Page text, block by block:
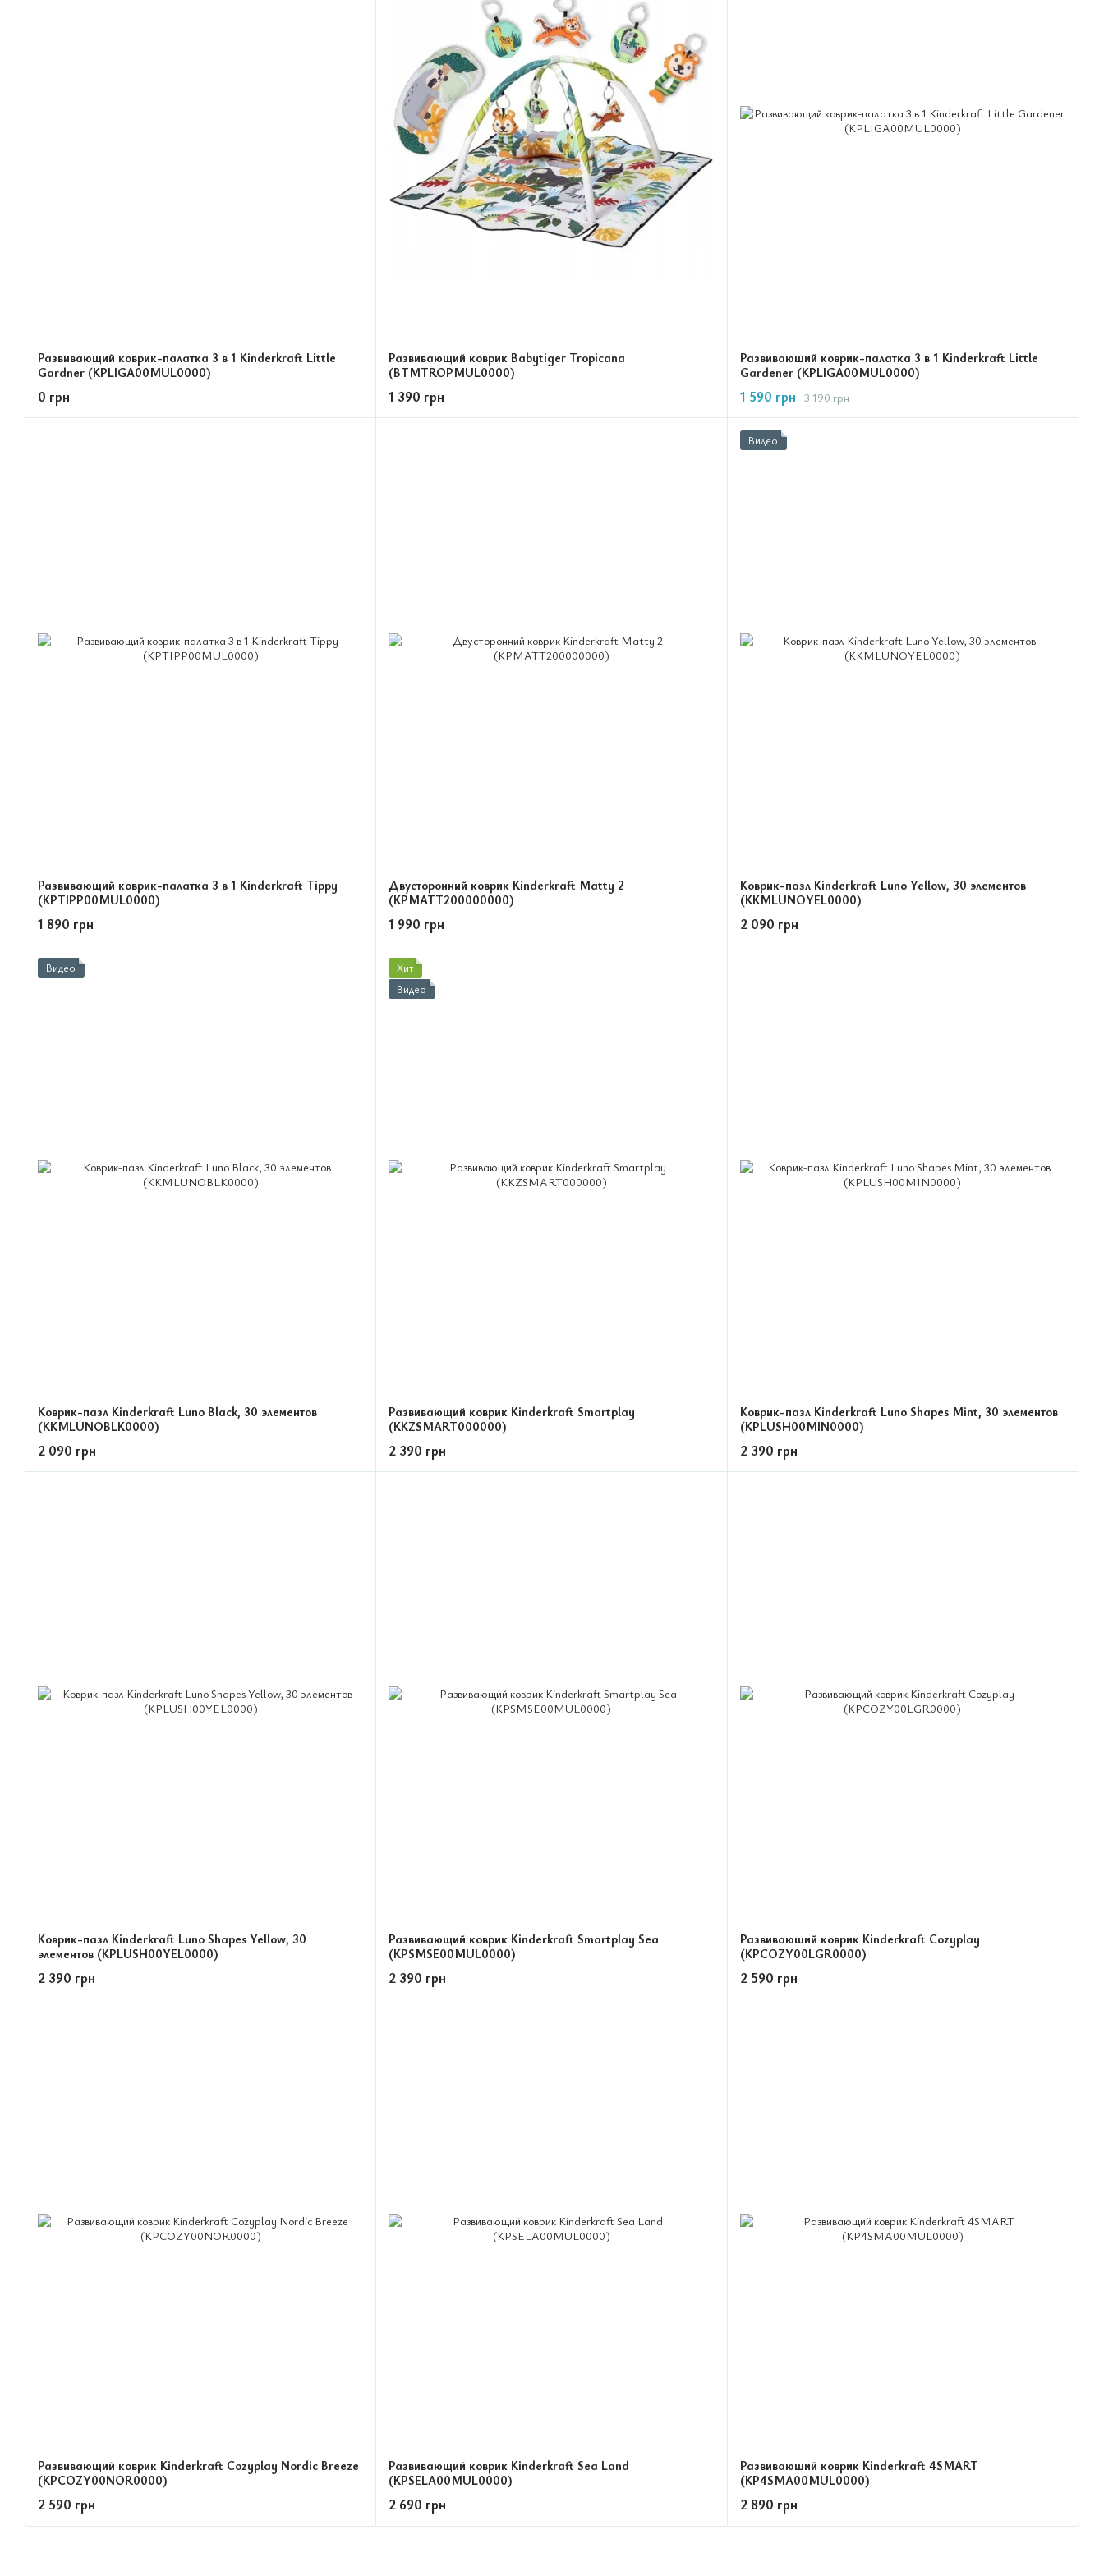
Развивающий коврик-палатка 3 в 1 Kinderkraft Little
Gardner (KPLIGA00MUL0000)
0 грн
Развивающий коврик Babytiger Tropicana
(BTMTROPMUL0000)
1 390 грн
Развивающий коврик-палатка 3 в 1 Kinderkraft Little
Gardener (KPLIGA00MUL0000)
3 190 грн
1 590 грн
Развивающий коврик-палатка 3 в 1 Kinderkraft Tippy
(KPTIPP00MUL0000)
1 890 грн
Двусторонний коврик Kinderkraft Matty 2
(KPMATT200000000)
1 990 грн
Видео
Коврик-пазл Kinderkraft Luno Yellow, 30 элементов
(KKMLUNOYEL0000)
2 090 грн
Видео
Коврик-пазл Kinderkraft Luno Black, 30 элементов
(KKMLUNOBLK0000)
2 090 грн
Хит
Видео
Развивающий коврик Kinderkraft Smartplay
(KKZSMART000000)
2 390 грн
Коврик-пазл Kinderkraft Luno Shapes Mint, 30 элементов
(KPLUSH00MIN0000)
2 390 грн
Коврик-пазл Kinderkraft Luno Shapes Yellow, 30
элементов (KPLUSH00YEL0000)
2 390 грн
Развивающий коврик Kinderkraft Smartplay Sea
(KPSMSE00MUL0000)
2 390 грн
Развивающий коврик Kinderkraft Cozyplay
(KPCOZY00LGR0000)
2 590 грн
Развивающий коврик Kinderkraft Cozyplay Nordic Breeze
(KPCOZY00NOR0000)
2 590 грн
Развивающий коврик Kinderkraft Sea Land
(KPSELA00MUL0000)
2 690 грн
Развивающий коврик Kinderkraft 4SMART
(KP4SMA00MUL0000)
2 890 грн